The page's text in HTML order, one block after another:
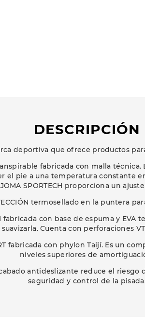
DESCRIPCIÓN
deportiva que ofrece productos
fabricada con malla técnica.
el pie a una temperatura constante
SPORTECH proporciona un
termosellado en la puntera
fabricada con base de espuma y EVA
Cuenta con perforaciones
fabricada con phylon Taijí. Es un
niveles superiores de
antideslizante reduce el
seguridad y control de la